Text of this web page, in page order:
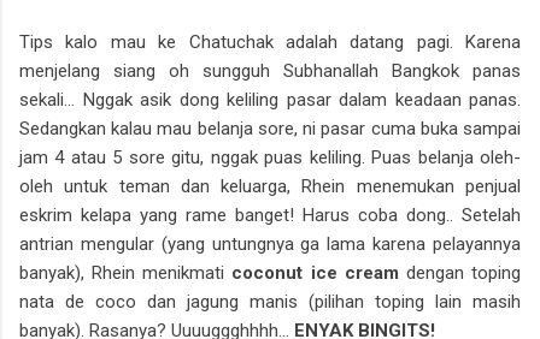
Tips kalo mau ke Chatuchak adalah datang pagi. Karena
menjelang siang oh sungguh Subhanallah Bangkok panas
sekali... Nggak asik dong keliling pasar dalam keadaan panas.
Sedangkan kalau mau belanja sore, ni pasar cuma buka sampai
jam 4 atau 5 sore gitu, nggak puas keliling. Puas belanja oleh-
oleh untuk teman dan keluarga, Rhein menemukan penjual
eskrim kelapa yang rame banget! Harus coba dong.. Setelah
antrian mengular (yang untungnya ga lama karena pelayannya
banyak), Rhein menikmati coconut ice cream dengan toping
nata de coco dan jagung manis (pilihan toping lain masih
banyak). Rasanya? Uuuuggghhhh... ENYAK BINGITS!